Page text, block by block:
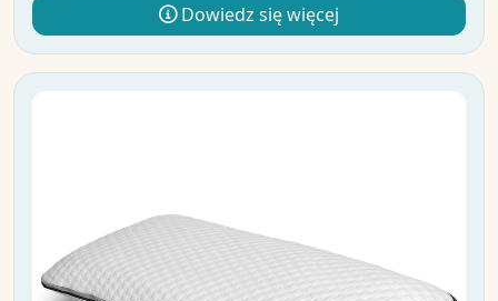
Dowiedz się więcej